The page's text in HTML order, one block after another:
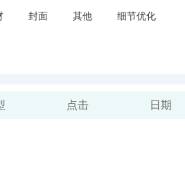
封面 其他 细节优化
点击 日期